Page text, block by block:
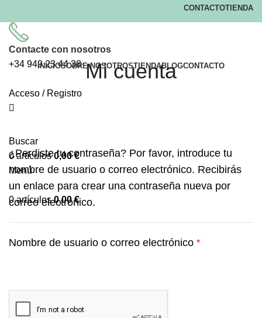
CONTACTOTIENDA
Contacte con nosotros
+34 949 23 44 38
Acceso / Registro
Buscar
0artículos 0,00€
Menú
0artículos 0,00€
INICIOSOBRE NOSOTROSTIENDABLOGCONTACTO
Mi cuenta
¿Perdiste tu contraseña? Por favor, introduce tu
nombre de usuario o correo electrónico. Recibirás
un enlace para crear una contraseña nueva por
correo electrónico.
Nombre de usuario o correo electrónico *